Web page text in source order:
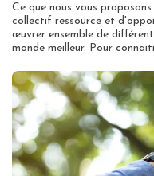
Ce que nous vous
collectif ressource et
œuvrer ensemble de
monde meilleur. Pour